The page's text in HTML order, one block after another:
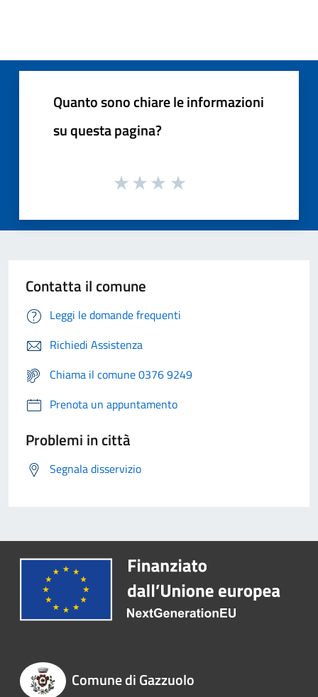
Quanto sono chiare le informazioni
su questa pagina?
Contatta il comune
Leggi le domande frequenti
Richiedi Assistenza
Chiama il comune 0376 9249
Prenota un appuntamento
Problemi in città
Segnala disservizio
Comune di Gazzuolo